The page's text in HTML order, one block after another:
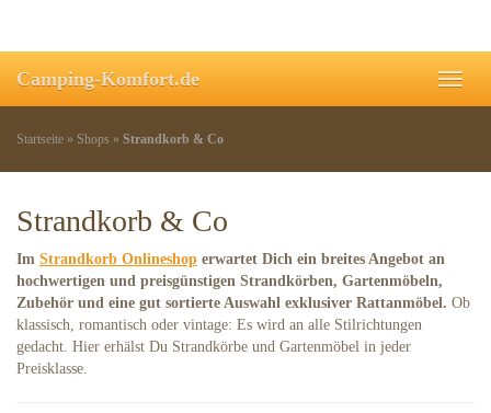
Toggle
Camping-Komfort.de
Startseite » Shops » Strandkorb & Co
Strandkorb & Co
Im Strandkorb Onlineshop erwartet Dich ein breites Angebot an
hochwertigen und preisgünstigen Strandkörben, Gartenmöbeln,
Zubehör und eine gut sortierte Auswahl exklusiver Rattanmöbel. Ob
klassisch, romantisch oder vintage: Es wird an alle Stilrichtungen
gedacht. Hier erhälst Du Strandkörbe und Gartenmöbel in jeder
Preisklasse.